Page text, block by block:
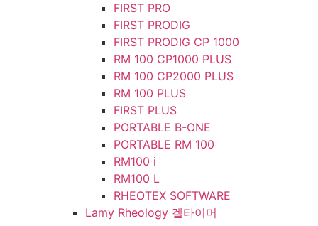
FIRST PRO
FIRST PRODIG
FIRST PRODIG CP 1000
RM 100 CP1000 PLUS
RM 100 CP2000 PLUS
RM 100 PLUS
FIRST PLUS
PORTABLE B-ONE
PORTABLE RM 100
RM100 i
RM100 L
RHEOTEX SOFTWARE
Lamy Rheology 겔타이머